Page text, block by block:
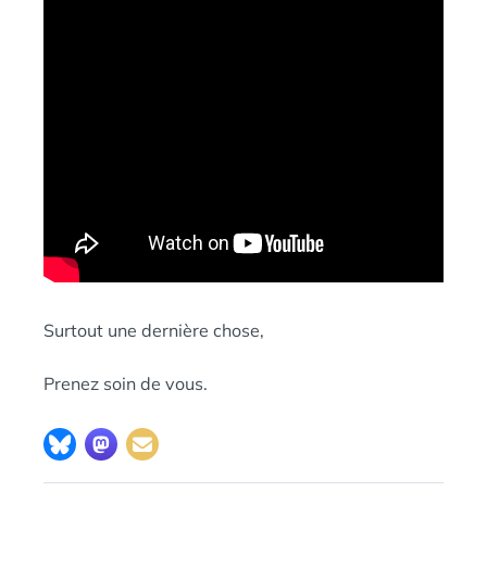
Surtout une dernière chose,
Prenez soin de vous.